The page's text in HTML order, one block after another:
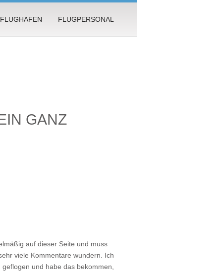
FLUGHAFEN FLUGPERSONAL
GANZ
auf dieser Seite und muss
viele Kommentare wundern. Ich
geflogen und habe das bekommen,